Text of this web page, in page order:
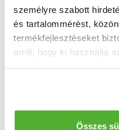
személyre szabott
és tartalommérést,
termékfejlesztéseket
arról, hogy ki használja
Információgyűjtés
pár méteres
Az Ön készülékén
Összes
Neved